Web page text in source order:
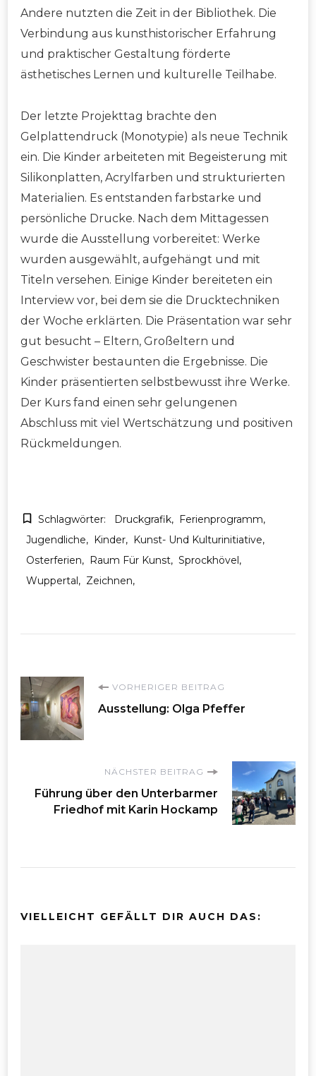
Andere nutzten die Zeit in der Bibliothek. Die
Verbindung aus kunsthistorischer Erfahrung
und praktischer Gestaltung förderte
ästhetisches Lernen und kulturelle Teilhabe.
Der letzte Projekttag brachte den
Gelplattendruck (Monotypie) als neue Technik
ein. Die Kinder arbeiteten mit Begeisterung mit
Silikonplatten, Acrylfarben und strukturierten
Materialien. Es entstanden farbstarke und
persönliche Drucke. Nach dem Mittagessen
wurde die Ausstellung vorbereitet: Werke
wurden ausgewählt, aufgehängt und mit
Titeln versehen. Einige Kinder bereiteten ein
Interview vor, bei dem sie die Drucktechniken
der Woche erklärten. Die Präsentation war sehr
gut besucht – Eltern, Großeltern und
Geschwister bestaunten die Ergebnisse. Die
Kinder präsentierten selbstbewusst ihre Werke.
Der Kurs fand einen sehr gelungenen
Abschluss mit viel Wertschätzung und positiven
Rückmeldungen.
Schlagwörter: Druckgrafik
Ferienprogramm
Jugendliche
Kinder
Kunst- Und Kulturinitiative
Osterferien
Raum Für Kunst
Sprockhövel
Wuppertal
Zeichnen
Beitragsnavigation
VORHERIGER BEITRAG
Ausstellung: Olga Pfeffer
NÄCHSTER BEITRAG
Führung über den Unterbarmer
Friedhof mit Karin Hockamp
VIELLEICHT GEFÄLLT DIR AUCH DAS: